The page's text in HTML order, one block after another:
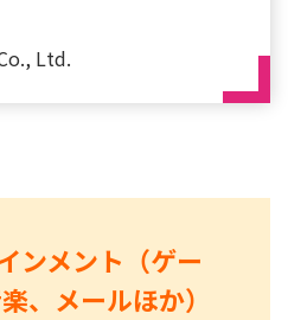
Ltd.
ンメント（ゲー
、メールほか）